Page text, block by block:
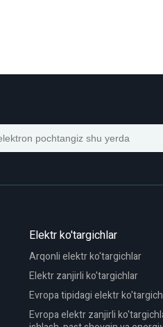
Elektr ko'targichlar
Arqonli elektr ko'targichlar
Elektr zanjirli ko'targichlar
Evropa tipidagi elektr
Evropa elektr zanjirli